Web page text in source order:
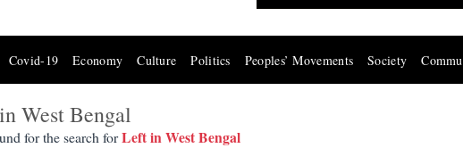
Covid-19 Economy Culture Politics Peoples’ Movements Society
West Bengal
for the search forLeft in West Bengal